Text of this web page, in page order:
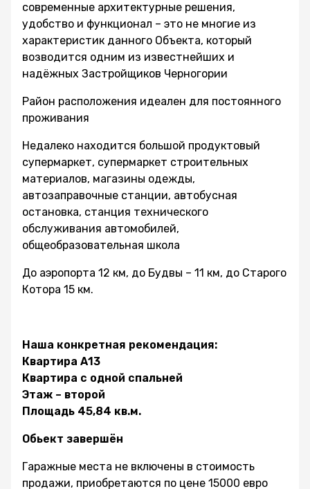
современные архитектурные решения,
удобство и функционал – это не многие из
характеристик данного Объекта, который
возводится одним из известнейших и
надёжных Застройщиков Черногории
Район расположения идеален для постоянного
проживания
Недалеко находится большой продуктовый
супермаркет, супермаркет строительных
материалов, магазины одежды,
автозаправочные станции, автобусная
остановка, станция технического
обслуживания автомобилей,
общеобразовательная школа
До аэропорта 12 км, до Будвы – 11 км, до Старого
Котора 15 км.
Наша конкретная рекомендация:
Квартира А13
Квартира с одной спальней
Этаж – второй
Площадь 45,84 кв.м.
Обьект завершён
Гаражные места не включены в стоимость
продажи, приобретаются по цене 15000 евро